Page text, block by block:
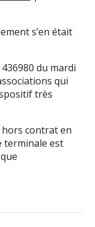
s’en était
du mardi
qui
très
hors contrat en
terminale est